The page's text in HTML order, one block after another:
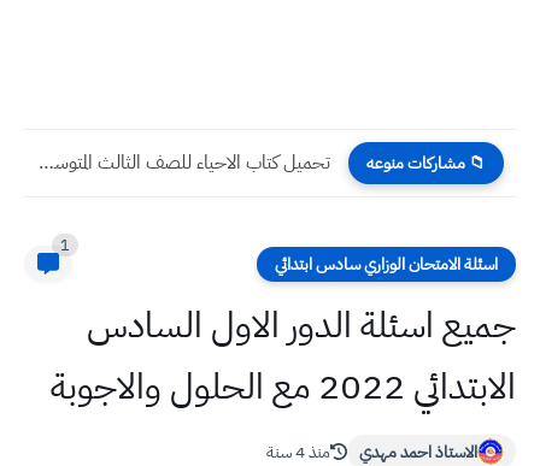
📁 مشاركات منوعه عمليات بغداد توضح الجهات المسؤولة عن دخول مواد البناء للمناطق...
اسئلة الامتحان الوزاري سادس ابتدائي
1
جميع اسئلة الدور الاول السادس
الابتدائي 2022 مع الحلول والاجوبة
الاستاذ احمد مهدي منذ 4 سنة